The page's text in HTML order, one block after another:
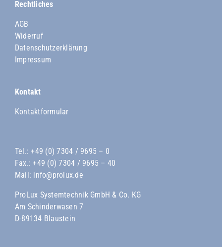
Rechtliches
AGB
Widerruf
Datenschutzerklärung
Impressum
Kontakt
Kontaktformular
Tel.:+49 (0) 7304 / 9695 – 0
Fax.: +49 (0) 7304 / 9695 – 40
Mail: info@prolux.de
ProLux Systemtechnik GmbH & Co. KG
Am Schinderwasen 7
D-89134 Blaustein